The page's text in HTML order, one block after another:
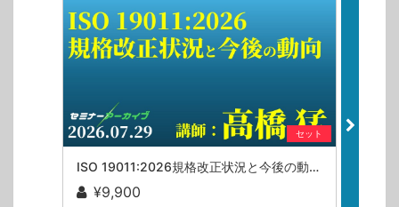
セット
ISO 19011:2026規格改正状況と今後の動向／高橋猛【セミナーアーカイブ】
¥9,900